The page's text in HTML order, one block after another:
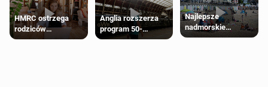
HMRC ostrzega
rodziców
pobierających Child
Anglia rozszerza
program 50-
procentowych
Najlepsze
nadmorskie
miasteczko blisko